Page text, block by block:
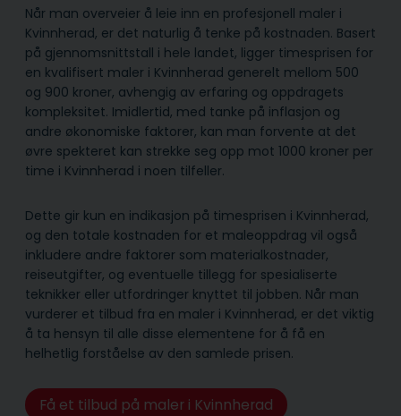
Når man overveier å leie inn en profesjonell maler i
Kvinnherad, er det naturlig å tenke på kostnaden. Basert
på gjennomsnittstall i hele landet, ligger timesprisen for
en kvalifisert maler i Kvinnherad generelt mellom 500
og 900 kroner, avhengig av erfaring og oppdragets
kompleksitet. Imidlertid, med tanke på inflasjon og
andre økonomiske faktorer, kan man forvente at det
øvre spekteret kan strekke seg opp mot 1000 kroner per
time i Kvinnherad i noen tilfeller.
Dette gir kun en indikasjon på timesprisen i Kvinnherad,
og den totale kostnaden for et maleoppdrag vil også
inkludere andre faktorer som materialkostnader,
reiseutgifter, og eventuelle tillegg for spesialiserte
teknikker eller utfordringer knyttet til jobben. Når man
vurderer et tilbud fra en maler i Kvinnherad, er det viktig
å ta hensyn til alle disse elementene for å få en
helhetlig forståelse av den samlede prisen.
Få et tilbud på maler i Kvinnherad